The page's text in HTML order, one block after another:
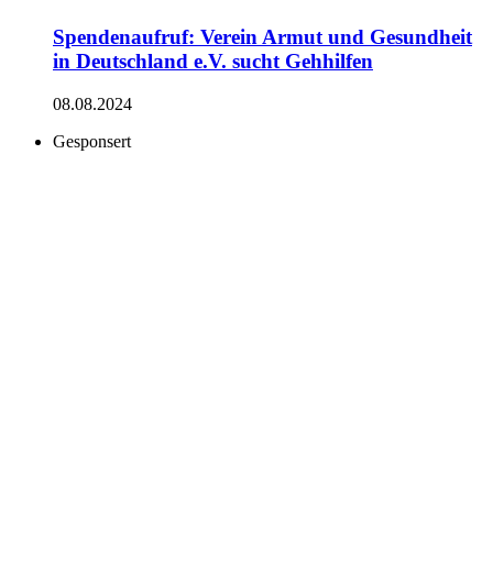
Spendenaufruf: Verein Armut und Gesundheit
in Deutschland e.V. sucht Gehhilfen
08.08.2024
Gesponsert